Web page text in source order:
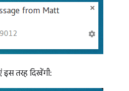
इस तरह दिखेंगी: